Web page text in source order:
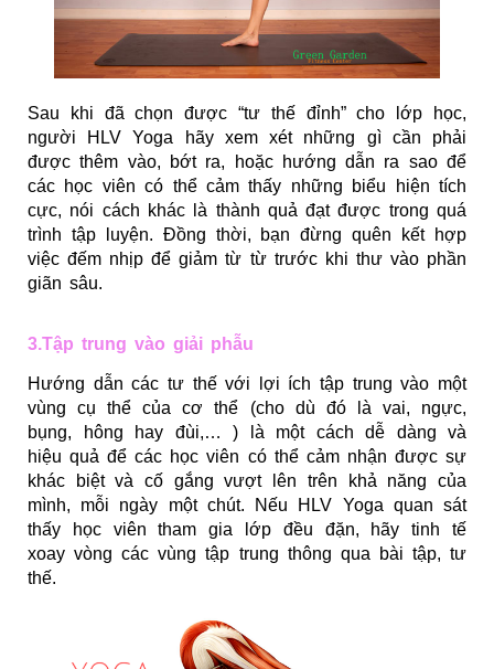
Sau khi đã chọn được “tư thế đỉnh” cho lớp học,
người HLV Yoga hãy xem xét những gì cần phải
được thêm vào, bớt ra, hoặc hướng dẫn ra sao để
các học viên có thể cảm thấy những biểu hiện tích
cực, nói cách khác là thành quả đạt được trong quá
trình tập luyện. Đồng thời, bạn đừng quên kết hợp
việc đếm nhịp để giảm từ từ trước khi thư vào phần
giãn sâu.
3.Tập trung vào giải phẫu
Hướng dẫn các tư thế với lợi ích tập trung vào một
vùng cụ thể của cơ thể (cho dù đó là vai, ngực,
bụng, hông hay đùi,… ) là một cách dễ dàng và
hiệu quả để các học viên có thể cảm nhận được sự
khác biệt và cố gắng vượt lên trên khả năng của
mình, mỗi ngày một chút. Nếu HLV Yoga quan sát
thấy học viên tham gia lớp đều đặn, hãy tinh tế
xoay vòng các vùng tập trung thông qua bài tập, tư
thế.